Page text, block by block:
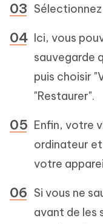
Ici, vous
sauvegarde
puis choisir
"Restaurer".
Enfin, votre
ordinateur
votre
Si vous ne
avant de les